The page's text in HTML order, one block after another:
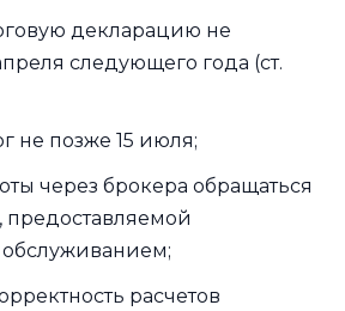
декларацию не
следующего года (ст.
не позже 15 июля;
через брокера обращаться
предоставляемой
расчетов